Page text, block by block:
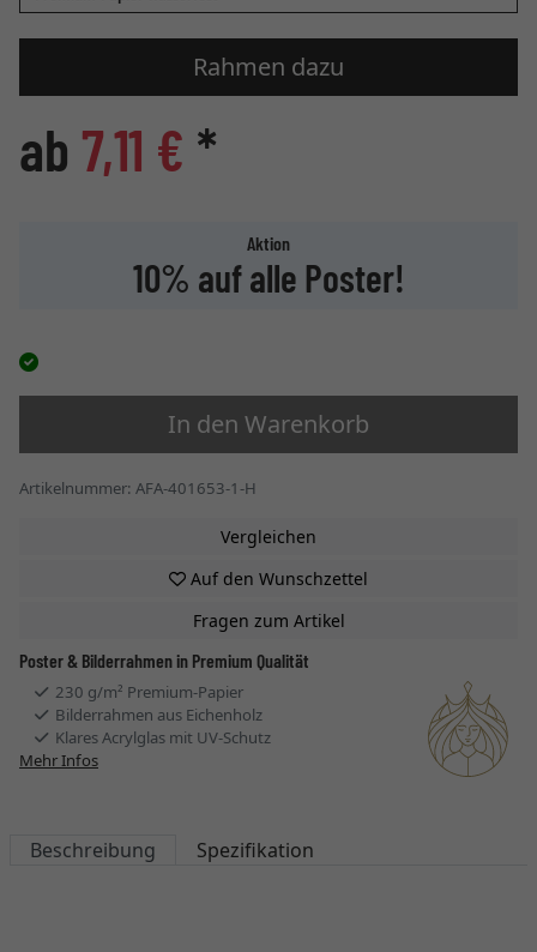
Rahmen dazu
ab 7,11 € *
Aktion
10% auf alle Poster!
In den Warenkorb
Artikelnummer: AFA-401653-1-H
Vergleichen
Auf den Wunschzettel
Fragen zum Artikel
Poster & Bilderrahmen in Premium Qualität
230 g/m² Premium-Papier
Bilderrahmen aus Eichenholz
Klares Acrylglas mit UV-Schutz
Mehr Infos
Beschreibung Spezifikation